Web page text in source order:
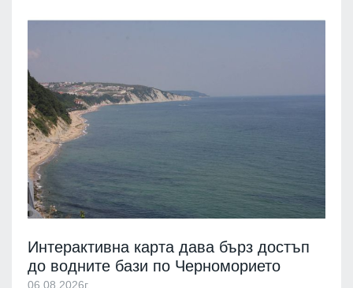
Интерактивна карта дава бърз достъп
до водните бази по Черноморието
06.08.2026г.